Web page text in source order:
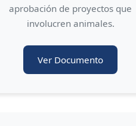
aprobación de proyectos que
involucren animales.
Ver Documento